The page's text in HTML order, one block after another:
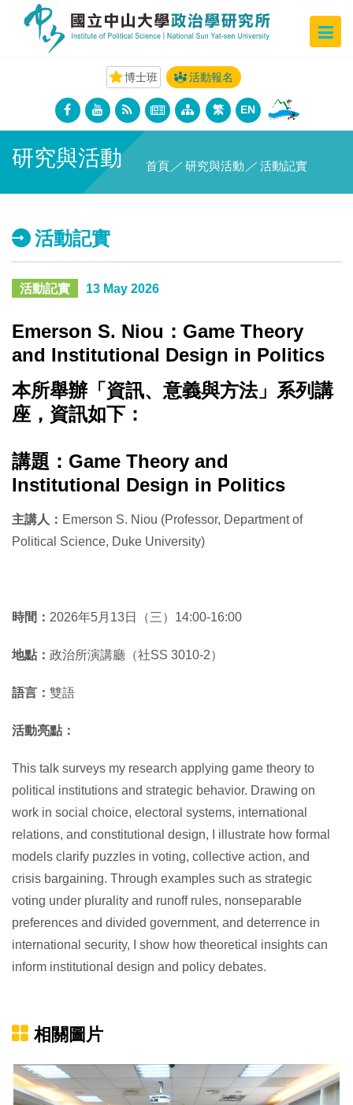
博士班 活動報名
繁 EN
研究與活動 首頁 ／ 研究與活動 ／ 活動記實
活動記實
活動記實 13 May 2026
Emerson S. Niou：Game Theory
and Institutional Design in Politics
本所舉辦「資訊、意義與方法」系列講
座，資訊如下：
講題： Game Theory and
Institutional Design in Politics
主講人： Emerson S. Niou (Professor, Department of
Political Science, Duke University)
時間： 2026年5月13日（三）14:00-16:00
地點： 政治所演講廳（社SS 3010-2）
語言： 雙語
活動亮點：
This talk surveys my research applying game theory to
political institutions and strategic behavior. Drawing on
work in social choice, electoral systems, international
relations, and constitutional design, I illustrate how formal
models clarify puzzles in voting, collective action, and
crisis bargaining. Through examples such as strategic
voting under plurality and runoff rules, nonseparable
preferences and divided government, and deterrence in
international security, I show how theoretical insights can
inform institutional design and policy debates.
相關圖片